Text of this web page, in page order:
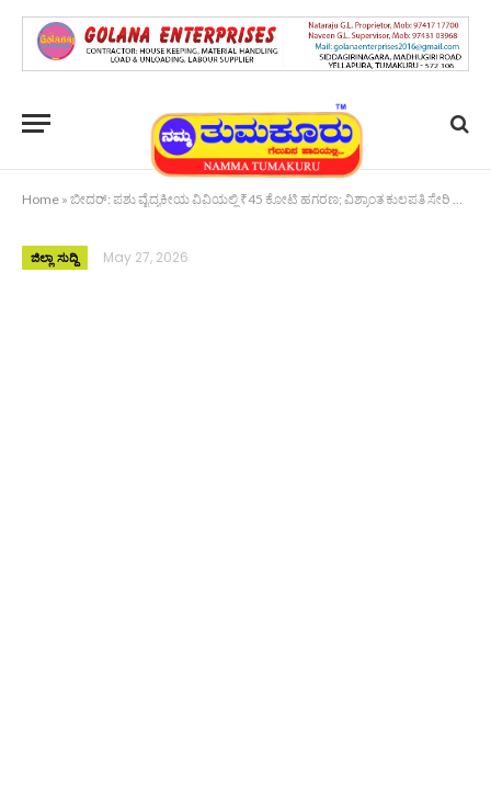
Home » ಬೀದರ್: ಪಶು ವೈದ್ಯಕೀಯ ವಿವಿಯಲ್ಲಿ ₹45 ಕೋಟಿ ಹಗರಣ; ವಿಶ್ರಾಂತ ಕುಲಪತಿ ಸೇರಿ ಆರು ಜನರ ಬಂಧನ!
ಜಿಲ್ಲಾ ಸುದ್ದಿ May 27, 2026